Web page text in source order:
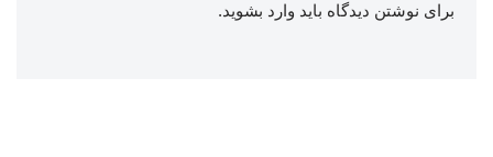
برای نوشتن دیدگاه باید وارد بشوید.